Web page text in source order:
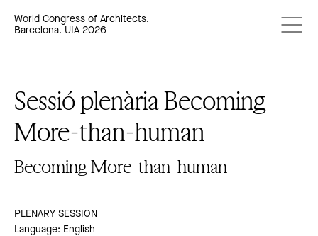
World Congress of Architects.
Barcelona. UIA 2026
Sessió plenària Becoming
More-than-human
Becoming More-than-human
PLENARY SESSION
Language: English